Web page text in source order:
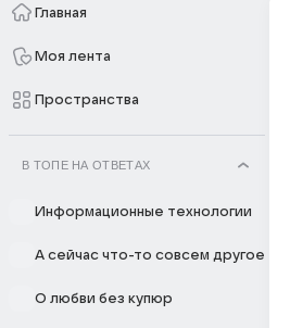
Главная
Моя лента
Пространства
В ТОПЕ НА ОТВЕТАХ
Информационные технологии
А сейчас что-то совсем другое
О любви без купюр